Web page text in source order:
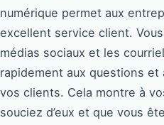
numérique permet aux
excellent service client.
médias sociaux et les
rapidement aux questions et
vos clients. Cela montre à
souciez d’eux et que vous